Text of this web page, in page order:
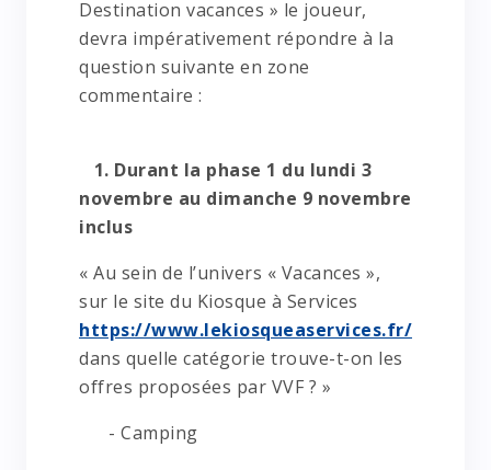
Destination vacances » le joueur,
devra impérativement répondre à la
question suivante en zone
commentaire :
1. Durant la phase 1 du lundi 3
novembre au dimanche 9 novembre
inclus
« Au sein de l’univers « Vacances »,
sur le site du Kiosque à Services
https://www.lekiosqueaservices.fr/
dans quelle catégorie trouve-t-on les
offres proposées par VVF ? »
- Camping